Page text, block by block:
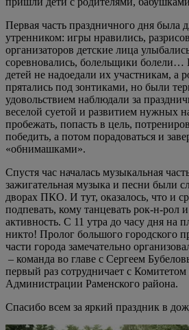
Первая часть праздничного дня была
утренником: игры нравились,
организаторов детские лица
соревновались, болельщики
детей не надоедали их участникам, а
прятались под зонтиками, но были
удовольствием наблюдали за
веселой суетой и развитием нужных
пробежать, попасть в цель,
победить, а потом порадоваться и
«обнимашками».
Спустя час началась музыкальная
зажигательная музыка и песни были
дворах ПКО. И тут, оказалось, что и
подпевать, кому танцевать рок-н-рол
активность. С 11 утра до часу дня на
никто! Пролог большого городского
части города замечательно
– команда во главе с Сергеем
первый раз сотрудничает с
Администрации Раменского района.
Спасибо всем за яркий праздник в